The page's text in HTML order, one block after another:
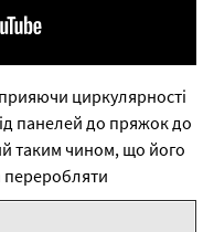
циркулярності
панелей до пряжок до
таким чином, що його
переробляти